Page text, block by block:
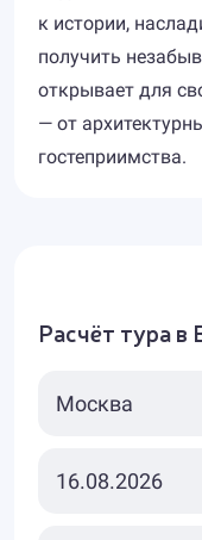
к истории,
получить
открывает для
— от
гостеприимства.
Расчёт тура в